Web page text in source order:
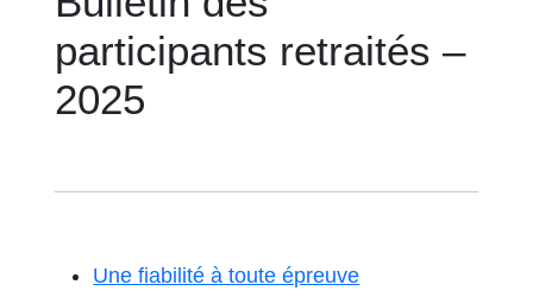
participants retraités –
2025
Une fiabilité à toute épreuve